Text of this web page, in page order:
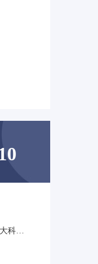
容大中心/环上大科技园_宝山高性比甲级写字楼